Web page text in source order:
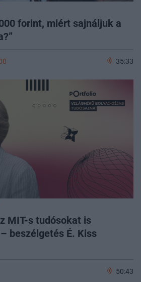
forint, miért sajnáljuk a
35:33
MIT-s tudósokat is
beszélgetés É. Kiss
50:43